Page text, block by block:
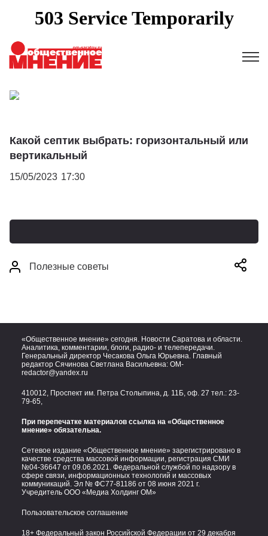
Какой септик выбрать: горизонтальный или
вертикальный
15/05/2023 17:30
Полезные советы
«Общественное мнение» сегодня. Новости Саратова и области.
Аналитика, комментарии, блоги, радио- и телепередачи.
Генеральный директор Чесакова Ольга Юрьевна. Главный
редактор Сячинова Светлана Васильевна: OM-
redactor@yandex.ru
410012, Проспект им. Петра Столыпина, д. 11Б, оф. 27 тел.: 23-
79-65,
При перепечатке материалов ссылка на «Общественное
мнение» обязательна.
Сетевое издание «Общественное мнение» зарегистрировано в
качестве средства массовой информации, регистрация СМИ
№04-36647 от 09.06.2021. Федеральной службой по надзору в
сфере связи, информационных технологий и массовых
коммуникаций. Эл № ФС77-81186 от 08 июня 2021 г.
Учредитель ООО «Медиа Холдинг ОМ»
Пользовательское соглашение
18+ Федеральный закон Российской Федерации от 29 декабря